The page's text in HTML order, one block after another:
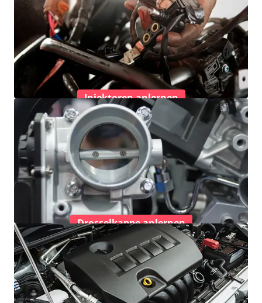
Injektoren anlernen
Drosselkappe anlernen